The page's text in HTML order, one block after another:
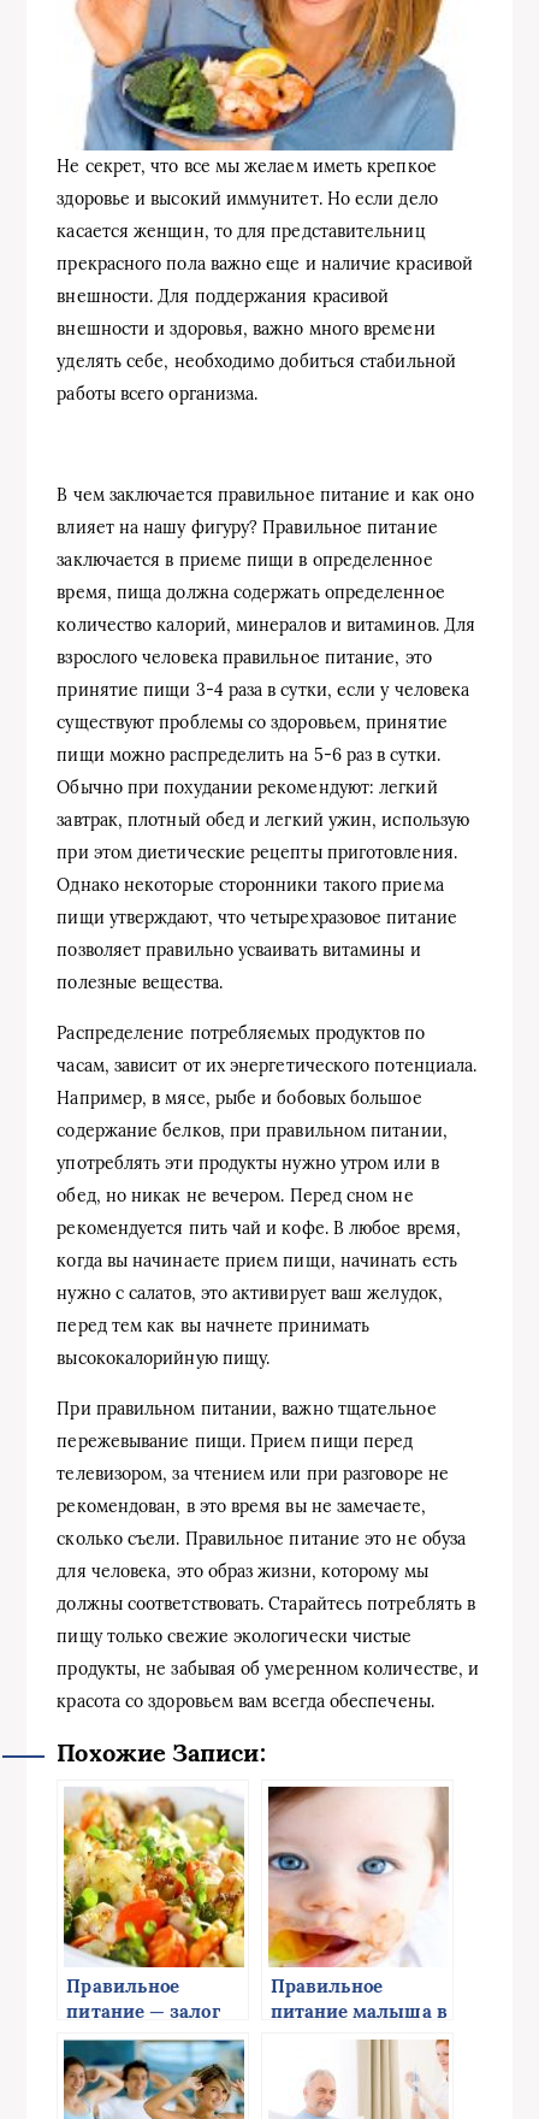
Не секрет, что все мы желаем иметь крепкое
здоровье и высокий иммунитет. Но если дело
касается женщин, то для представительниц
прекрасного пола важно еще и наличие красивой
внешности. Для поддержания красивой
внешности и здоровья, важно много времени
уделять себе, необходимо добиться стабильной
работы всего организма.
В чем заключается правильное питание и как оно
влияет на нашу фигуру? Правильное питание
заключается в приеме пищи в определенное
время, пища должна содержать определенное
количество калорий, минералов и витаминов. Для
взрослого человека правильное питание, это
принятие пищи 3-4 раза в сутки, если у человека
существуют проблемы со здоровьем, принятие
пищи можно распределить на 5-6 раз в сутки.
Обычно при похудании рекомендуют: легкий
завтрак, плотный обед и легкий ужин, использую
при этом диетические рецепты приготовления.
Однако некоторые сторонники такого приема
пищи утверждают, что четырехразовое питание
позволяет правильно усваивать витамины и
полезные вещества.
Распределение потребляемых продуктов по
часам, зависит от их энергетического потенциала.
Например, в мясе, рыбе и бобовых большое
содержание белков, при правильном питании,
употреблять эти продукты нужно утром или в
обед, но никак не вечером. Перед сном не
рекомендуется пить чай и кофе. В любое время,
когда вы начинаете прием пищи, начинать есть
нужно с салатов, это активирует ваш желудок,
перед тем как вы начнете принимать
высококалорийную пищу.
При правильном питании, важно тщательное
пережевывание пищи. Прием пищи перед
телевизором, за чтением или при разговоре не
рекомендован, в это время вы не замечаете,
сколько съели. Правильное питание это не обуза
для человека, это образ жизни, которому мы
должны соответствовать. Старайтесь потреблять в
пищу только свежие экологически чистые
продукты, не забывая об умеренном количестве, и
красота со здоровьем вам всегда обеспечены.
Похожие Записи:
Правильное
питание — залог
женского здоровья
Правильное
питание малыша в
первые годы